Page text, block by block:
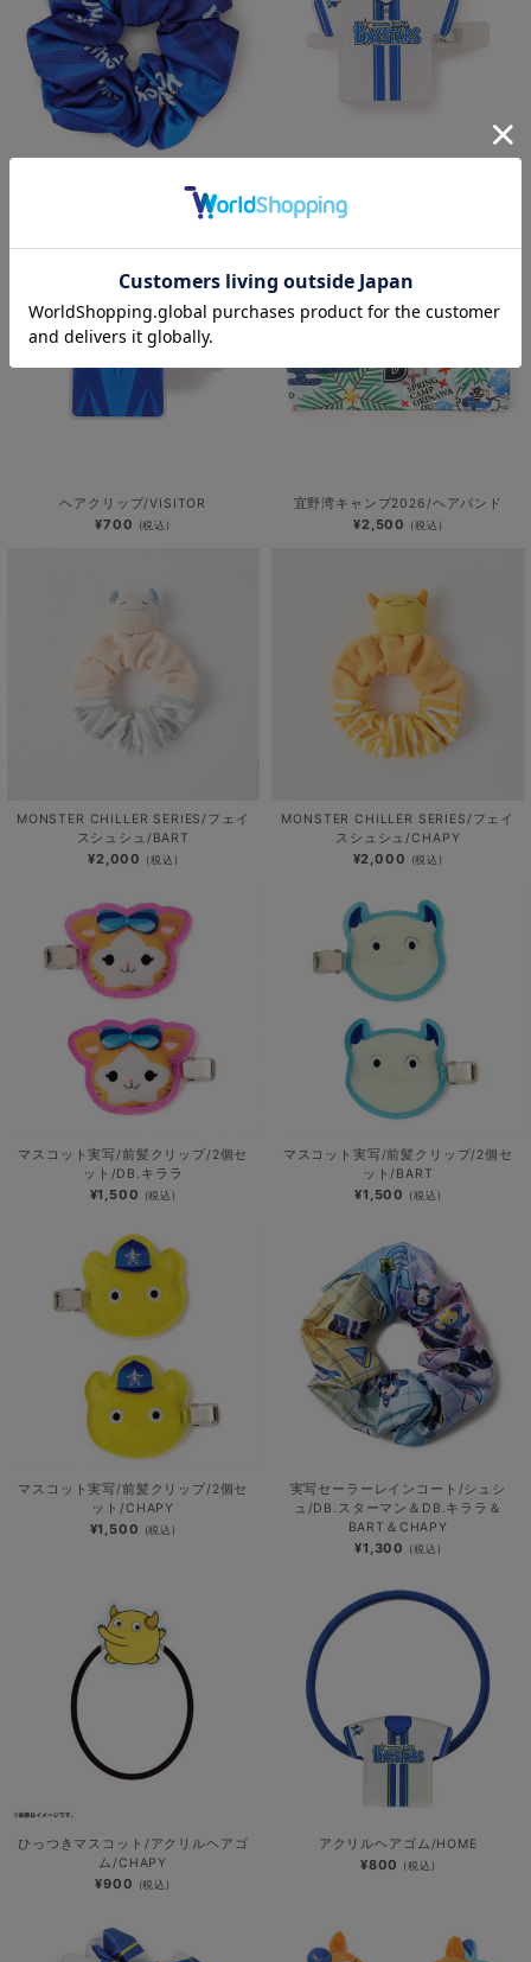
シュシュ/VISITOR
ヘアクリップ/VISITOR
¥700 (税込)
宜野湾キャンプ2026/ヘアバンド
¥2,500 (税込)
MONSTER CHILLER SERIES/フェイ
スシュシュ/BART
¥2,000 (税込)
MONSTER CHILLER SERIES/フェイ
スシュシュ/CHAPY
¥2,000 (税込)
マスコット実写/前髪クリップ/2個セ
ット/DB.キララ
¥1,500 (税込)
マスコット実写/前髪クリップ/2個セ
ット/BART
¥1,500 (税込)
マスコット実写/前髪クリップ/2個セ
ット/CHAPY
¥1,500 (税込)
実写セーラーレインコート/シュシ
ュ/DB.スターマン＆DB.キララ＆
BART＆CHAPY
¥1,300 (税込)
ひっつきマスコット/アクリルヘアゴ
ム/CHAPY
¥900 (税込)
アクリルヘアゴム/HOME
¥800 (税込)